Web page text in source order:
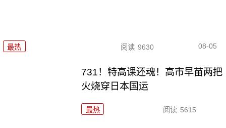
最热 阅读 9630 08-05
731！特高课还魂！高市早苗两把
火烧穿日本国运
最热 阅读 5615